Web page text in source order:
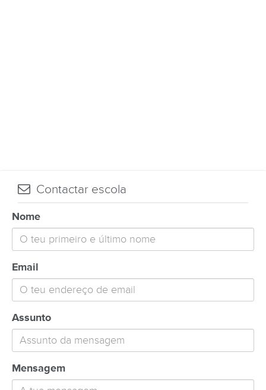
Contactar escola
Nome
Email
Assunto
Mensagem